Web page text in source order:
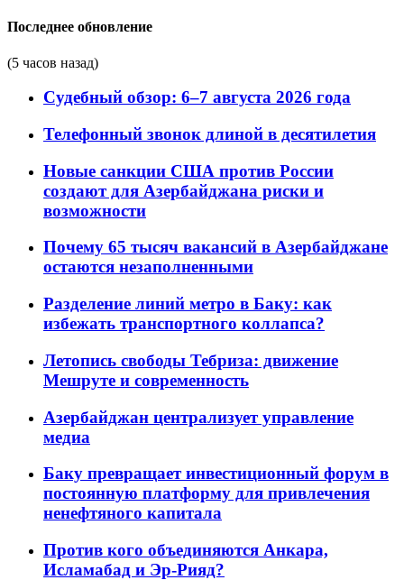
Последнее обновление
(5 часов назад)
Судебный обзор: 6–7 августа 2026 года
Телефонный звонок длиной в десятилетия
Новые санкции США против России
создают для Азербайджана риски и
возможности
Почему 65 тысяч вакансий в Азербайджане
остаются незаполненными
Разделение линий метро в Баку: как
избежать транспортного коллапса?
Летопись свободы Тебриза: движение
Мешруте и современность
Азербайджан централизует управление
медиа
Баку превращает инвестиционный форум в
постоянную платформу для привлечения
ненефтяного капитала
Против кого объединяются Анкара,
Исламабад и Эр-Рияд?